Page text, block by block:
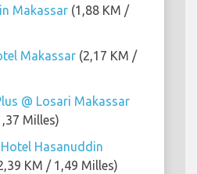
Makassar (1,88 KM /
Makassar (2,17 KM /
@ Losari Makassar
Milles)
Hasanuddin
KM / 1,49 Milles)